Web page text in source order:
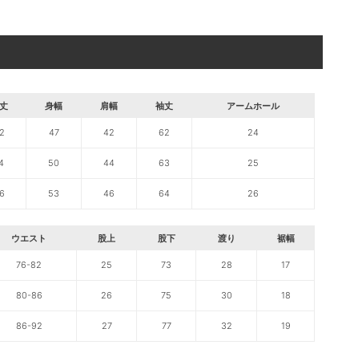
身幅 肩幅 袖丈 アームホール
47 42 62 24
50 44 63 25
53 46 64 26
ウエスト 股上 股下 渡り 裾幅
76-82 25 73 28 17
80-86 26 75 30 18
86-92 27 77 32 19